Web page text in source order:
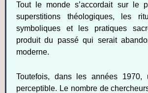
Tout le monde s’accordait sur le
superstitions théologiques, les
symboliques et les pratiques
produit du passé qui serait
moderne.
Toutefois, dans les années 1970,
perceptible. Le nombre de